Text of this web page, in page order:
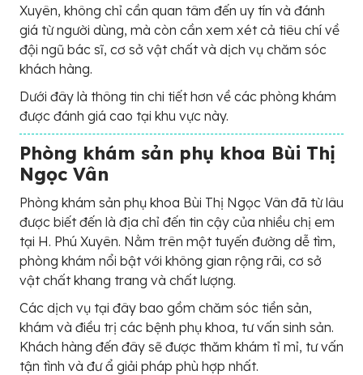
Xuyên, không chỉ cần quan tâm đến uy tín và đánh
giá từ người dùng, mà còn cần xem xét cả tiêu chí về
đội ngũ bác sĩ, cơ sở vật chất và dịch vụ chăm sóc
khách hàng.
Dưới đây là thông tin chi tiết hơn về các phòng khám
được đánh giá cao tại khu vực này.
Phòng khám sản phụ khoa Bùi Thị
Ngọc Vân
Phòng khám sản phụ khoa Bùi Thị Ngọc Vân đã từ lâu
được biết đến là địa chỉ đến tin cậy của nhiều chị em
tại H. Phú Xuyên. Nằm trên một tuyến đường dễ tìm,
phòng khám nổi bật với không gian rộng rãi, cơ sở
vật chất khang trang và chất lượng.
Các dịch vụ tại đây bao gồm chăm sóc tiền sản,
khám và điều trị các bệnh phụ khoa, tư vấn sinh sản.
Khách hàng đến đây sẽ được thăm khám tỉ mỉ, tư vấn
tận tình và đư ẩ giải pháp phù hợp nhất.